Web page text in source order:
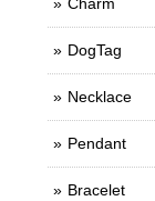
Charm
DogTag
Necklace
Pendant
Bracelet